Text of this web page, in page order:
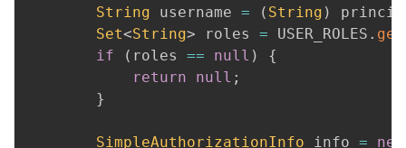
String username = ( String )
Set<String> roles = USER_ROLES . get
if
( roles == null )
{
return
null ;
}
SimpleAuthorizationInfo info =
new